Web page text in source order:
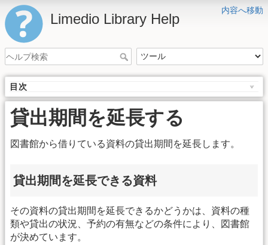
内容へ移動
Limedio Library Help
目次
貸出期間を延長する
図書館から借りている資料の貸出期間を延長します。
貸出期間を延長できる資料
その資料の貸出期間を延長できるかどうかは、資料の種
類や貸出の状況、予約の有無などの条件により、図書館
が決めています。